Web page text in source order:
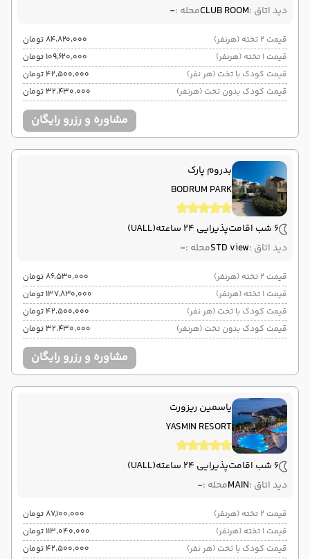
دید اتاق :CLUB ROOMمحله :-
قیمت 2 تخته (هرنفر)
۸۴٬۸۲۰٬۰۰۰ تومان
قیمت 1 تخته (هرنفر)
۱۰۹٬۶۲۰٬۰۰۰ تومان
قیمت کودک با تخت (هر نفر)
۴۲٬۵۰۰٬۰۰۰ تومان
قیمت کودک بدون تخت (هرنفر)
۳۲٬۴۳۰٬۰۰۰ تومان
مشاوره و رزرو رایگان
بدروم پارک
BODRUM PARK
6 شب اقامت پذیرایی 24 ساعته
(UALL)
دید اتاق :STD viewمحله :-
قیمت 2 تخته (هرنفر)
۸۶٬۵۳۰٬۰۰۰ تومان
قیمت 1 تخته (هرنفر)
۱۳۷٬۸۳۰٬۰۰۰ تومان
قیمت کودک با تخت (هر نفر)
۴۲٬۵۰۰٬۰۰۰ تومان
قیمت کودک بدون تخت (هرنفر)
۳۲٬۴۳۰٬۰۰۰ تومان
مشاوره و رزرو رایگان
یاسمین ریزورت
YASMIN RESORT
6 شب اقامت پذیرایی 24 ساعته
(UALL)
دید اتاق :MAINمحله :-
قیمت 2 تخته (هرنفر)
۸۷٬۱۰۰٬۰۰۰ تومان
قیمت 1 تخته (هرنفر)
۱۱۳٬۰۴۰٬۰۰۰ تومان
قیمت کودک با تخت (هر نفر)
۴۲٬۵۰۰٬۰۰۰ تومان